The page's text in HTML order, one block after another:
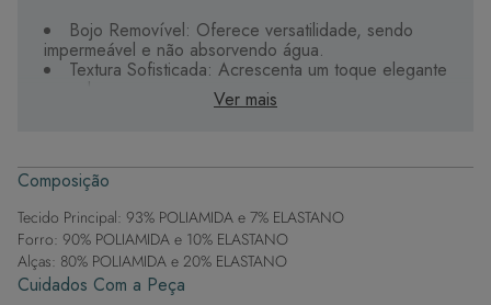
Bojo Removível: Oferece versatilidade, sendo
impermeável e não absorvendo água.
Textura Sofisticada: Acrescenta um toque elegante
e moderno.
Tecido Premium: Alta qualidade, macio, durável e
peça única.
Este sutiã é perfeito para quem deseja uma peça
versátil que complemente o visual com um toque de
glamour e sofisticação.
Ver mais
Composição
Tecido Principal: 93% POLIAMIDA e 7% ELASTANO
Forro: 90% POLIAMIDA e 10% ELASTANO
Alças: 80% POLIAMIDA e 20% ELASTANO
Cuidados Com a Peça